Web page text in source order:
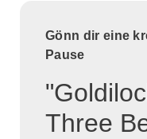
Gönn dir eine
Pause
Three